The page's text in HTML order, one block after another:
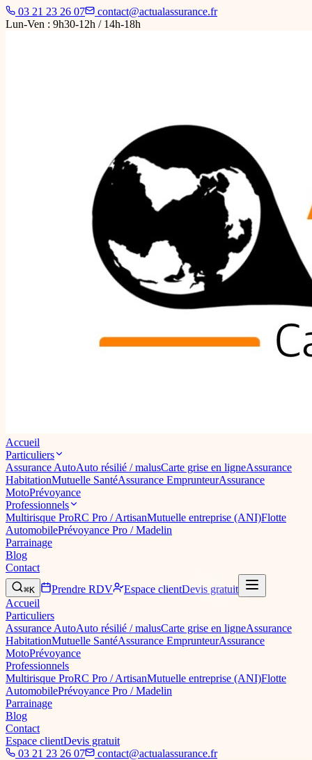
03 21 23 26 07
contact@actualassurance.fr
Lun-Ven : 9h30-12h / 14h-18h
Accueil
Particuliers
Assurance AutoAuto résilié / malusCarte grise en ligneAssurance
HabitationMutuelle SantéAssurance EmprunteurAssurance
MotoPrévoyance
Professionnels
Multirisque ProRC Pro / ArtisanMutuelle entreprise (ANI)Flotte
AutomobilePrévoyance Pro / Madelin
Parrainage
Blog
Contact
⌘K Prendre RDV Espace clientDevis gratuit
Accueil
Particuliers
Assurance AutoAuto résilié / malusCarte grise en ligneAssurance
HabitationMutuelle SantéAssurance EmprunteurAssurance
MotoPrévoyance
Professionnels
Multirisque ProRC Pro / ArtisanMutuelle entreprise (ANI)Flotte
AutomobilePrévoyance Pro / Madelin
Parrainage
Blog
Contact
Espace clientDevis gratuit
03 21 23 26 07
contact@actualassurance.fr